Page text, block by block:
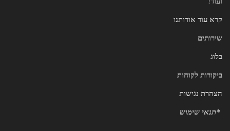
קרא עוד אודותנו
שירותים
בלוג
ביקורות לקוחות
הצהרת נגישות
*תנאי שימוש